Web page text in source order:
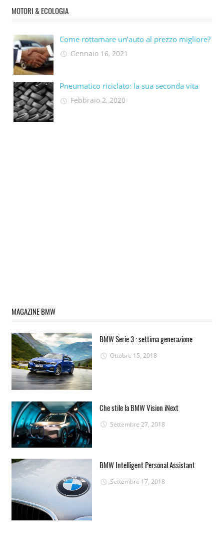
MOTORI & ECOLOGIA
Come rottamare un’auto al prezzo migliore?
Gennaio 16, 2021
Pneumatico riciclato: la sua seconda vita​
Febbraio 2, 2020
MAGAZINE BMW
BMW Serie 3 : settima generazione
Ottobre 15, 2018
Che stile la BMW Vision iNext
Settembre 27, 2018
BMW Intelligent Personal Assistant
Settembre 17, 2018